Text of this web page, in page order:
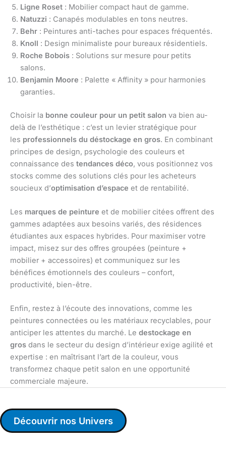
Ligne Roset : Mobilier compact haut de gamme.
Natuzzi : Canapés modulables en tons neutres.
Behr : Peintures anti-taches pour espaces fréquentés.
Knoll : Design minimaliste pour bureaux résidentiels.
Roche Bobois : Solutions sur mesure pour petits
salons.
Benjamin Moore : Palette « Affinity » pour harmonies
garanties.
Choisir la bonne couleur pour un petit salon va bien au-
delà de l’esthétique : c’est un levier stratégique pour
les professionnels du déstockage en gros. En combinant
principes de design, psychologie des couleurs et
connaissance des tendances déco, vous positionnez vos
stocks comme des solutions clés pour les acheteurs
soucieux d’optimisation d’espace et de rentabilité.
Les marques de peinture et de mobilier citées offrent des
gammes adaptées aux besoins variés, des résidences
étudiantes aux espaces hybrides. Pour maximiser votre
impact, misez sur des offres groupées (peinture +
mobilier + accessoires) et communiquez sur les
bénéfices émotionnels des couleurs – confort,
productivité, bien-être.
Enfin, restez à l’écoute des innovations, comme les
peintures connectées ou les matériaux recyclables, pour
anticiper les attentes du marché. Le destockage en
gros dans le secteur du design d’intérieur exige agilité et
expertise : en maîtrisant l’art de la couleur, vous
transformez chaque petit salon en une opportunité
commerciale majeure.
Découvrir nos Univers